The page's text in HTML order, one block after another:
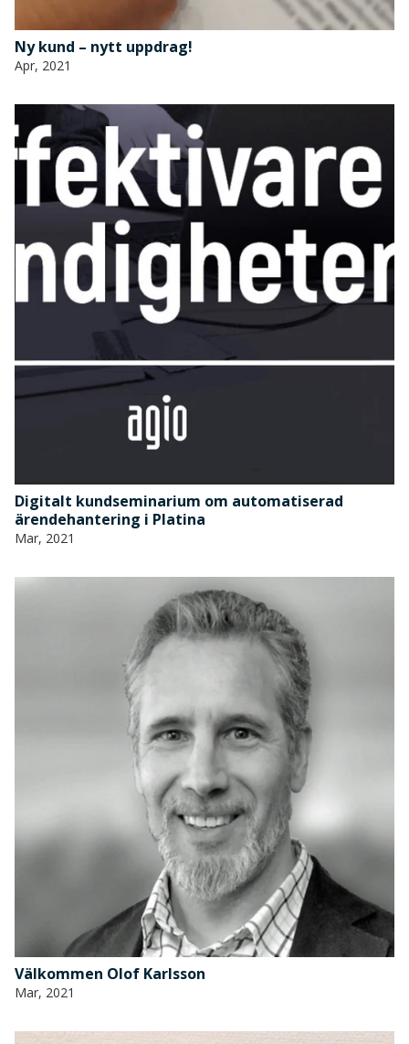
Ny kund – nytt uppdrag!
Apr, 2021
Digitalt kundseminarium om automatiserad
ärendehantering i Platina
Mar, 2021
Välkommen Olof Karlsson
Mar, 2021